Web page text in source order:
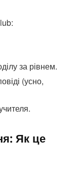
за рівнем.
(усно,
Як це